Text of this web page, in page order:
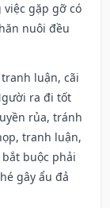
gặp gỡ có
nuôi đều
tranh luận, cãi
ra đi tốt
rủa, tránh
tranh luận,
buộc phải
gây ẩu đả